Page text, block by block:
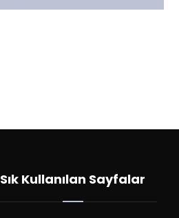
Sık Kullanılan Sayfalar